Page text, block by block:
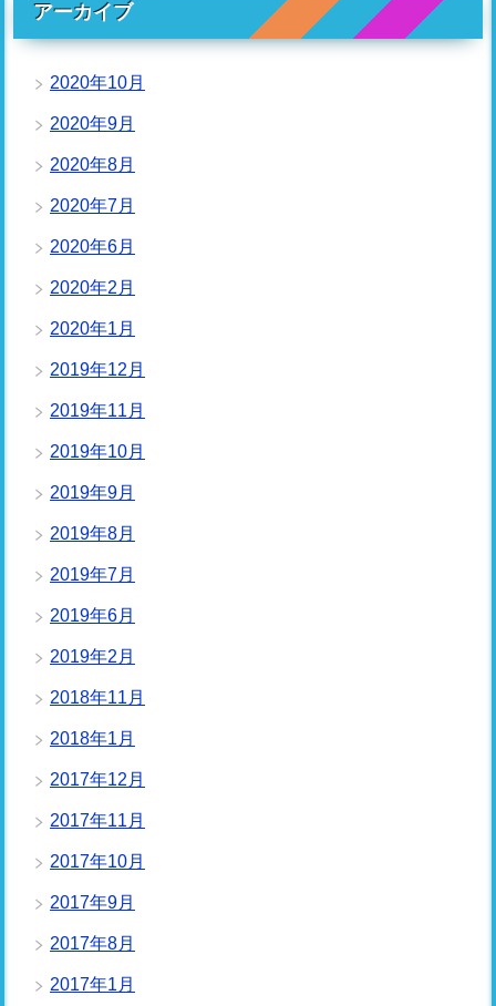
アーカイブ
2020年10月
2020年9月
2020年8月
2020年7月
2020年6月
2020年2月
2020年1月
2019年12月
2019年11月
2019年10月
2019年9月
2019年8月
2019年7月
2019年6月
2019年2月
2018年11月
2018年1月
2017年12月
2017年11月
2017年10月
2017年9月
2017年8月
2017年1月